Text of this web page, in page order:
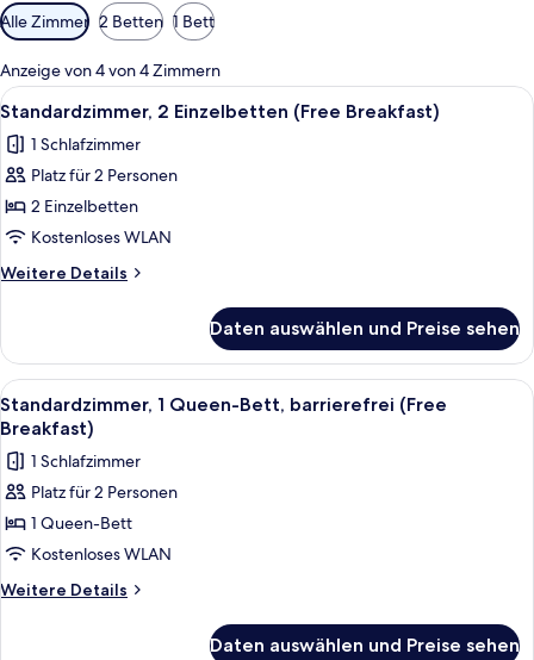
Verfügbare
Filter
für
Zimmer
Alle Zimmer 2 Betten 1 Bett
Anzeige von 4 von 4 Zimmern
Alle
Fotos
für
Standardzimmer,
2 Einzelbetten
(Free
Breakfast)
anzeigen
Ein Hotelzimmer mit zwei Betten,
13
Standardzimmer, 2 Einzelbetten (Free Breakfast)
1 Schlafzimmer
Platz für 2 Personen
2 Einzelbetten
Kostenloses WLAN
Weitere Details
Weitere
2 Einzelbetten
(Free
Breakfast)
Daten auswählen und Preise sehen
Alle
Fotos
für
Standardzimmer,
1
Queen-
Bett,
barrierefrei
Ein Hotelzimmer mit einem großen
7
Standardzimmer, 1 Queen-Bett, barrierefrei (Free
Breakfast)
1 Schlafzimmer
Platz für 2 Personen
1 Queen-Bett
Kostenloses WLAN
Weitere Details
Weitere
Daten auswählen und Preise sehen